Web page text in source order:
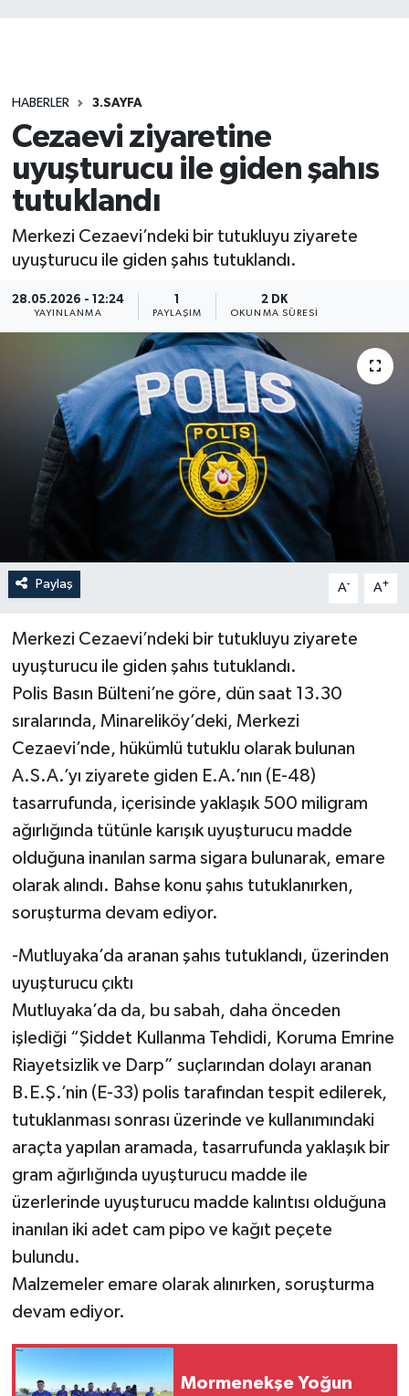
HABERLER 3.SAYFA
Cezaevi ziyaretine
uyuşturucu ile giden şahıs
tutuklandı
Merkezi Cezaevi’ndeki bir tutukluyu ziyarete
uyuşturucu ile giden şahıs tutuklandı.
28.05.2026 - 12:24
YAYINLANMA
1
PAYLAŞIM
2 DK
OKUNMA SÜRESI
Paylaş A- A+
Merkezi Cezaevi’ndeki bir tutukluyu ziyarete
uyuşturucu ile giden şahıs tutuklandı.
Polis Basın Bülteni’ne göre, dün saat 13.30
sıralarında, Minareliköy’deki, Merkezi
Cezaevi’nde, hükümlü tutuklu olarak bulunan
A.S.A.’yı ziyarete giden E.A.’nın (E-48)
tasarrufunda, içerisinde yaklaşık 500 miligram
ağırlığında tütünle karışık uyuşturucu madde
olduğuna inanılan sarma sigara bulunarak, emare
olarak alındı. Bahse konu şahıs tutuklanırken,
soruşturma devam ediyor.
-Mutluyaka’da aranan şahıs tutuklandı, üzerinden
uyuşturucu çıktı
Mutluyaka’da da, bu sabah, daha önceden
işlediği “Şiddet Kullanma Tehdidi, Koruma Emrine
Riayetsizlik ve Darp” suçlarından dolayı aranan
B.E.Ş.’nin (E-33) polis tarafından tespit edilerek,
tutuklanması sonrası üzerinde ve kullanımındaki
araçta yapılan aramada, tasarrufunda yaklaşık bir
gram ağırlığında uyuşturucu madde ile
üzerlerinde uyuşturucu madde kalıntısı olduğuna
inanılan iki adet cam pipo ve kağıt peçete
bulundu.
Malzemeler emare olarak alınırken, soruşturma
devam ediyor.
Mormenekşe Yoğun